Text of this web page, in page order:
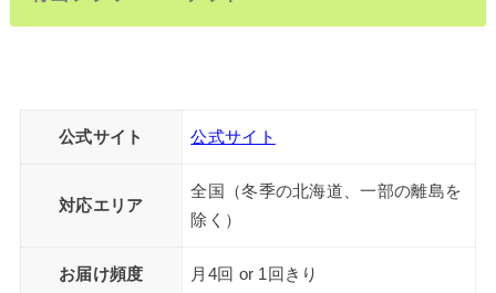
公式サイト 公式サイト
対応エリア
全国（冬季の北海道、一部の離島を
除く）
お届け頻度 月4回 or 1回きり